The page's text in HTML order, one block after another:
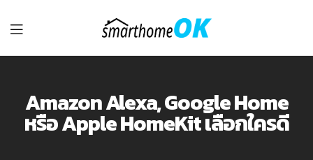
รับ
ติด
ตั้ง
Amazon Alexa, Google Home
หรือ Apple HomeKit เลือกใครดี